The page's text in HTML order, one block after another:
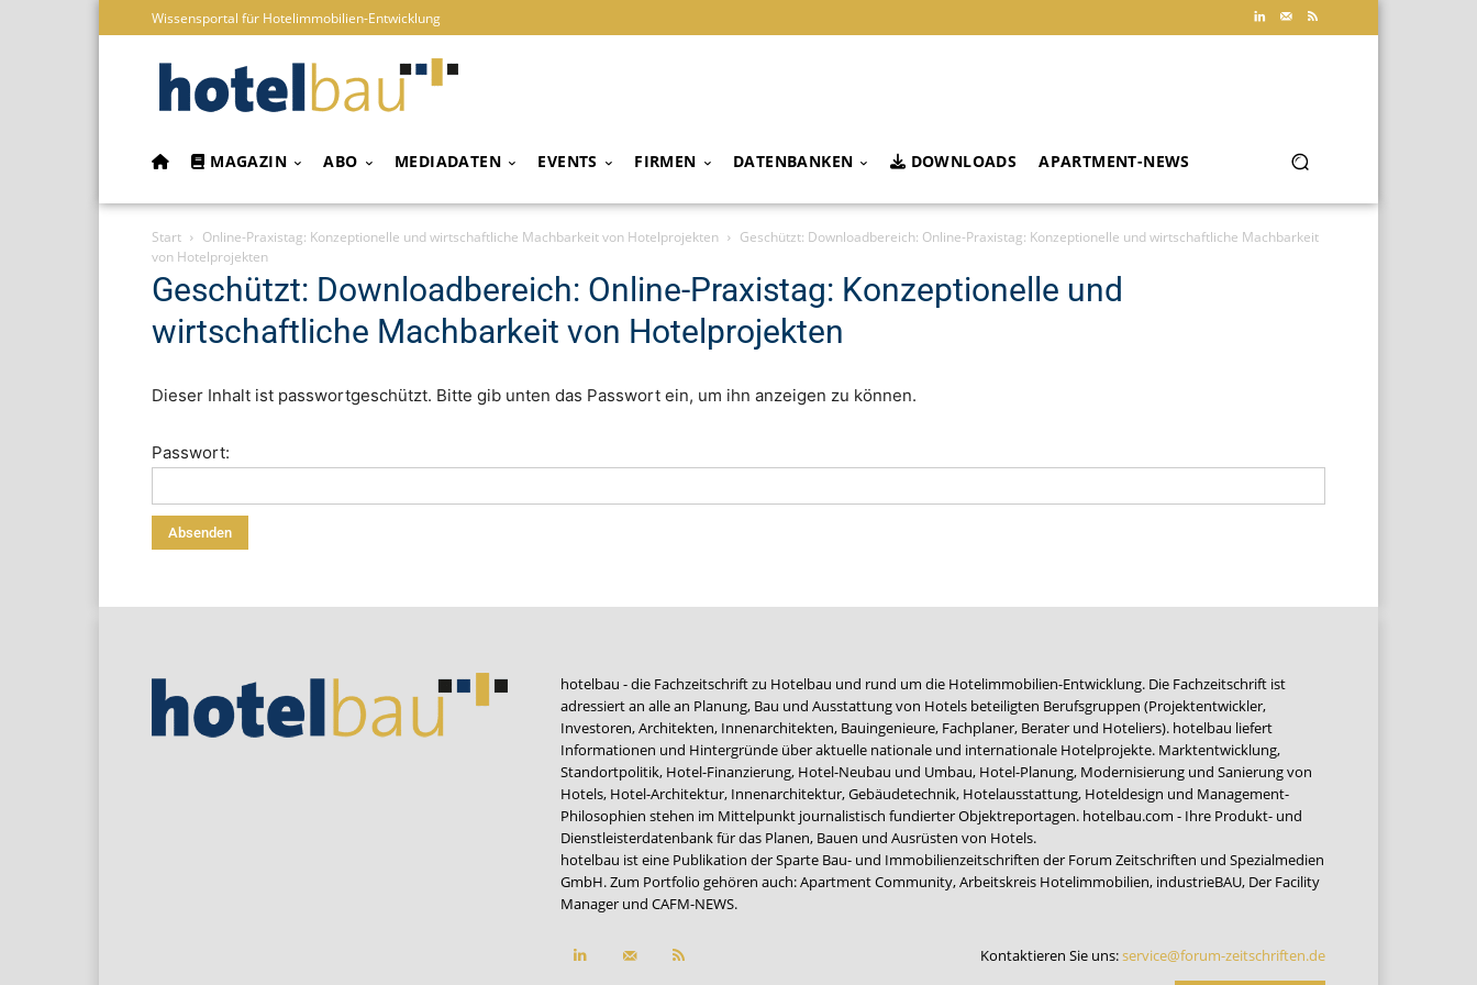
Wissensportal für Hotelimmobilien-Entwicklung
MAGAZIN ABO MEDIADATEN EVENTS FIRMEN DATENBANKEN DOWNLOADS APARTMENT-NEWS
Start Online-Praxistag: Konzeptionelle und wirtschaftliche Machbarkeit von Hotelprojekten
Geschützt: Downloadbereich: Online-Praxistag: Konzeptionelle und wirtschaftliche Machbarkeit
von Hotelprojekten
Geschützt: Downloadbereich: Online-Praxistag: Konzeptionelle und
wirtschaftliche Machbarkeit von Hotelprojekten
Dieser Inhalt ist passwortgeschützt. Bitte gib unten das Passwort ein, um ihn anzeigen zu können.
Passwort:
hotelbau - die Fachzeitschrift zu Hotelbau und rund um die Hotelimmobilien-Entwicklung. Die Fachzeitschrift ist
adressiert an alle an Planung, Bau und Ausstattung von Hotels beteiligten Berufsgruppen (Projektentwickler,
Investoren, Architekten, Innenarchitekten, Bauingenieure, Fachplaner, Berater und Hoteliers). hotelbau liefert
Informationen und Hintergründe über aktuelle nationale und internationale Hotelprojekte. Marktentwicklung,
Standortpolitik, Hotel-Finanzierung, Hotel-Neubau und Umbau, Hotel-Planung, Modernisierung und Sanierung von
Hotels, Hotel-Architektur, Innenarchitektur, Gebäudetechnik, Hotelausstattung, Hoteldesign und Management-
Philosophien stehen im Mittelpunkt journalistisch fundierter Objektreportagen. hotelbau.com - Ihre Produkt- und
Dienstleisterdatenbank für das Planen, Bauen und Ausrüsten von Hotels.
hotelbau ist eine Publikation der Sparte Bau- und Immobilienzeitschriften der Forum Zeitschriften und Spezialmedien
GmbH. Zum Portfolio gehören auch:Apartment Community,Arbeitskreis Hotelimmobilien, industrieBAU, Der Facility
Manager und CAFM-NEWS.
Kontaktieren Sie uns:service@forum-zeitschriften.de